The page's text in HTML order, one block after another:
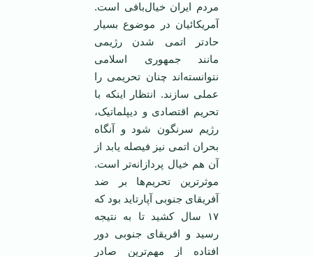
مردم ایران خیال‌بافی است.
آمریکائیان در موضوع بسیار
حاد‌تر اتمی ‌شدن رژیمی
‌مانند جمهوری اسلامی
‌نتوانسته‌اند چنان تحریمی ‌را
عملی سازند. انتظار اینکه با
تحریم اقتصادی و دیپلماتیک،
رژیم سرنگون شود و آنگاه
بحران اتمی ‌نیز فیصله یابد از
آن هم خیال پردازانه‌تر است.
موثر‌ترین تحریم‌ها بر ضد
آفریقای جنوبی آپارتاید بود که
۱۷ سال کشید تا به نتیجه
رسید و افریقای جنوبی دور
افتاده از مهم‌ترین صادر